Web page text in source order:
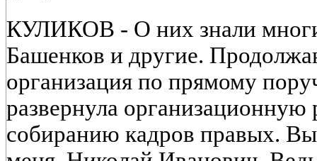
КУЛИКОВ - О них знали
Башенков и другие.
организация по прямому
развернула
собиранию кадров правых.